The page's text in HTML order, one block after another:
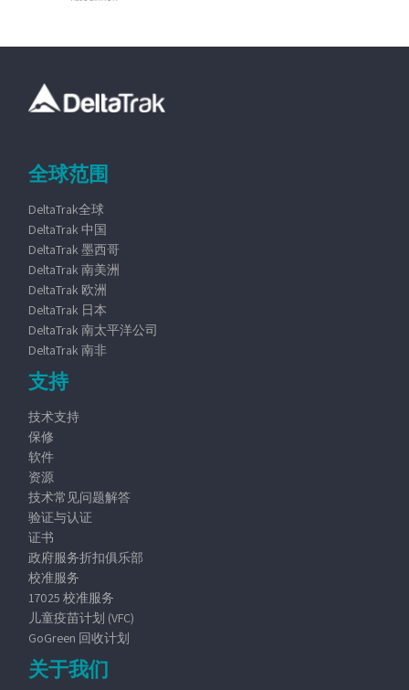
全球范围
DeltaTrak全球
DeltaTrak 中国
DeltaTrak 墨西哥
DeltaTrak 南美洲
DeltaTrak 欧洲
DeltaTrak 日本
DeltaTrak 南太平洋公司
DeltaTrak 南非
支持
技术支持
保修
软件
资源
技术常见问题解答
验证与认证
证书
政府服务折扣俱乐部
校准服务
17025 校准服务
儿童疫苗计划 (VFC)
GoGreen 回收计划
关于我们